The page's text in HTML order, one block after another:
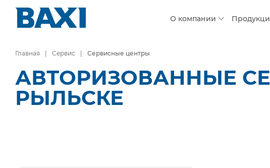
О компании
Главная Сервис Сервисные центры
АВТОРИЗОВАННЫЕ
РЫЛЬСКЕ